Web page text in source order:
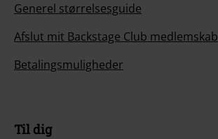
Generel størrelsesguide
Afslut mit Backstage Club medlemskab
Betalingsmuligheder
Til dig